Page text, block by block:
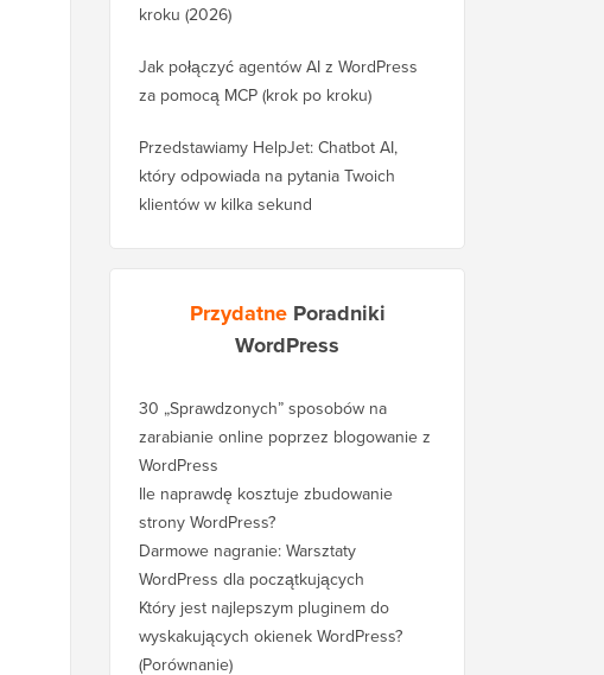
kroku (2026)
Jak połączyć agentów AI z WordPress
za pomocą MCP (krok po kroku)
Przedstawiamy HelpJet: Chatbot AI,
który odpowiada na pytania Twoich
klientów w kilka sekund
Przydatne Poradniki
WordPress
30 „Sprawdzonych” sposobów na
zarabianie online poprzez blogowanie z
WordPress
Ile naprawdę kosztuje zbudowanie
strony WordPress?
Darmowe nagranie: Warsztaty
WordPress dla początkujących
Który jest najlepszym pluginem do
wyskakujących okienek WordPress?
(Porównanie)